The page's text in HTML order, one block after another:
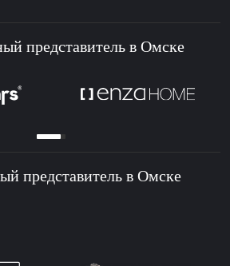
представитель в Омске
представитель в Омске